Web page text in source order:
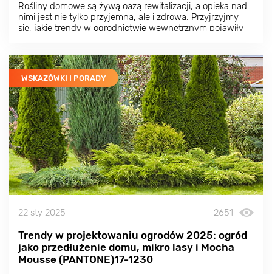
Rośliny domowe są żywą oazą rewitalizacji, a opieka nad
nimi jest nie tylko przyjemna, ale i zdrowa. Przyjrzyjmy
się, jakie trendy w ogrodnictwie wewnętrznym pojawiły
WSKAZÓWKI I PORADY
22 sty 2025 2651
Trendy w projektowaniu ogrodów 2025: ogród
jako przedłużenie domu, mikro lasy i Mocha
Mousse (PANTONE)17-1230